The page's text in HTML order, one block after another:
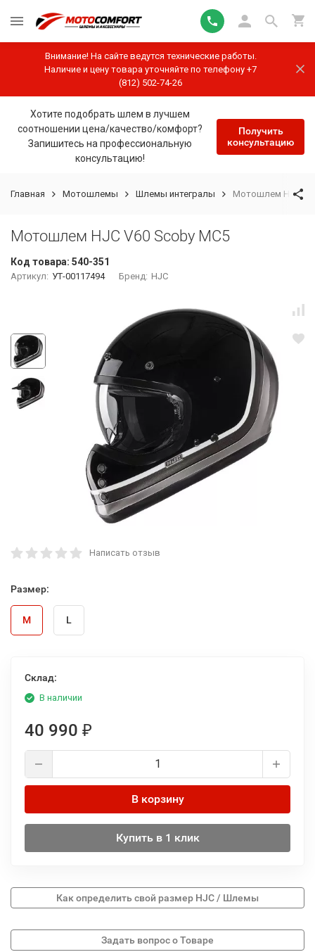
Внимание! На сайте ведутся технические работы.
Наличие и цену товара уточняйте по телефону +7
(812) 502-74-26
Хотите подобрать шлем в лучшем
соотношении цена/качество/комфорт?
Запишитесь на профессиональную
консультацию!
Получить
консультацию
Главная Мотошлемы Шлемы интегралы Мотошлем HJC
Мотошлем HJC V60 Scoby MC5
Код товара: 540-351
Артикул: УТ-00117494 Бренд: HJC
Написать отзыв
Размер:
M L
Склад:
В наличии
40 990 ₽
В корзину
Купить в 1 клик
Как определить свой размер HJC / Шлемы